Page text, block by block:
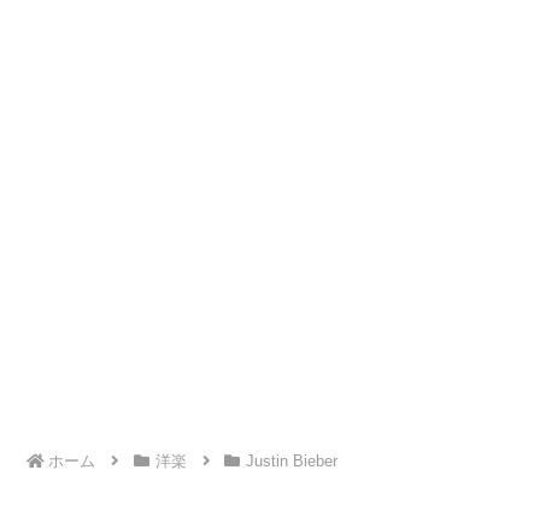
ホーム 洋楽 Justin Bieber